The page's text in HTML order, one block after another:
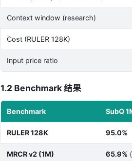
Context window (research)
Cost (RULER 128K)
Input price ratio
1.2 Benchmark 结果
Benchmark SubQ
RULER 128K 95.0%
MRCR v2 (1M) 65.9%